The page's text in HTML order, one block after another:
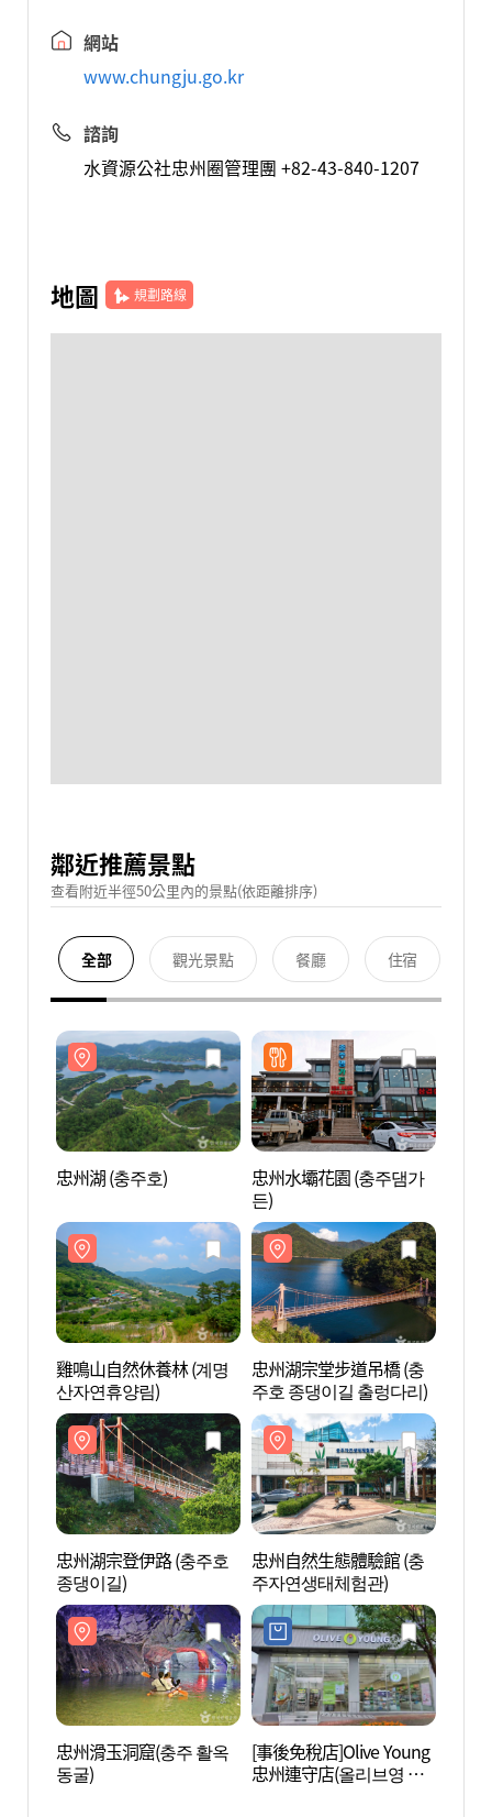
網站
www.chungju.go.kr
諮詢
水資源公社忠州圈管理團 +82-43-840-1207
地圖 規劃路線
鄰近推薦景點
查看附近半徑50公里內的景點(依距離排序)
全部 觀光景點 餐廳 住宿
忠州湖 (충주호)
忠州水壩花園 (충주댐가
든)
雞鳴山自然休養林 (계명
산자연휴양림)
忠州湖宗堂步道吊橋 (충
주호 종댕이길 출렁다리)
忠州湖宗登伊路 (충주호
종댕이길)
忠州自然生態體驗館 (충
주자연생태체험관)
忠州滑玉洞窟(충주 활옥
동굴)
[事後免稅店]Olive Young
忠州連守店(올리브영 충